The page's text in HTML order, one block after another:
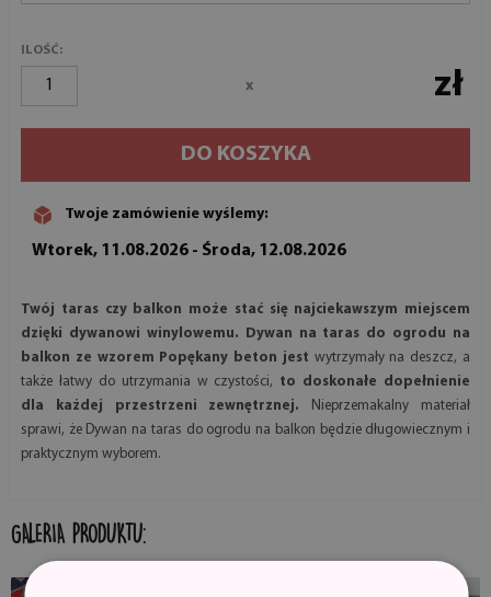
ILOŚĆ:
x zł
DO KOSZYKA
Twoje zamówienie wyślemy:
Wtorek, 11.08.2026 - Środa, 12.08.2026
Twój taras czy balkon może stać się najciekawszym miejscem
dzięki dywanowi winylowemu. Dywan na taras do ogrodu na
balkon ze wzorem Popękany beton jest wytrzymały na deszcz, a
także łatwy do utrzymania w czystości,
to doskonałe dopełnienie
dla każdej przestrzeni zewnętrznej.
Nieprzemakalny materiał
sprawi, że Dywan na taras do ogrodu na balkon będzie długowiecznym i
praktycznym wyborem.
GALERIA PRODUKTU: